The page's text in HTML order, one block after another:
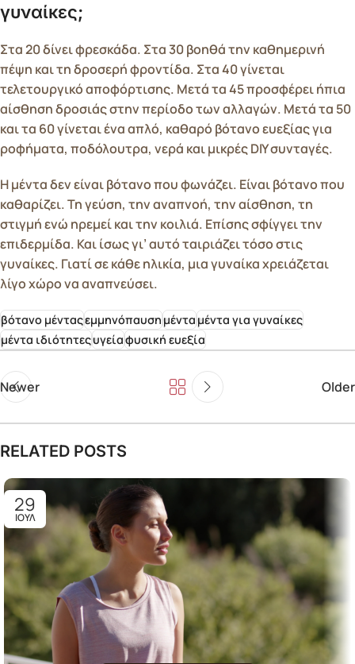
γυναίκες;
Στα 20 δίνει φρεσκάδα. Στα 30 βοηθά την καθημερινή
πέψη και τη δροσερή φροντίδα. Στα 40 γίνεται
τελετουργικό αποφόρτισης. Μετά τα 45 προσφέρει ήπια
αίσθηση δροσιάς στην περίοδο των αλλαγών. Μετά τα 50
και τα 60 γίνεται ένα απλό, καθαρό βότανο ευεξίας για
ροφήματα, ποδόλουτρα, νερά και μικρές DIY συνταγές.
Η μέντα δεν είναι βότανο που φωνάζει. Είναι βότανο που
καθαρίζει. Τη γεύση, την αναπνοή, την αίσθηση, τη
στιγμή ενώ ηρεμεί και την κοιλιά. Επίσης σφίγγει την
επιδερμίδα. Και ίσως γι’ αυτό ταιριάζει τόσο στις
γυναίκες. Γιατί σε κάθε ηλικία, μια γυναίκα χρειάζεται
λίγο χώρο να αναπνεύσει.
βότανο μένταςεμμηνόπαυσημένταμέντα για γυναίκες
μέντα ιδιότητεςυγείαφυσική ευεξία
Newer Older
RELATED POSTS
29
ΙΟΎΛ